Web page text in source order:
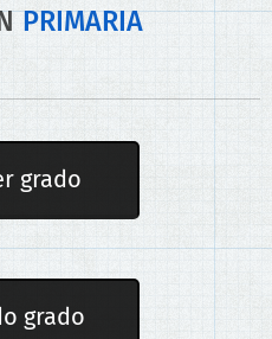
PRIMARIA
grado
grado